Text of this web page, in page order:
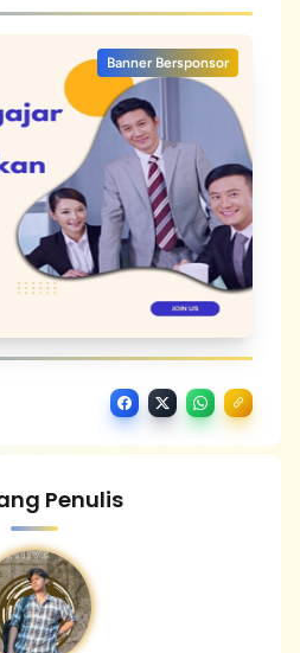
Banner Bersponsor
Penulis